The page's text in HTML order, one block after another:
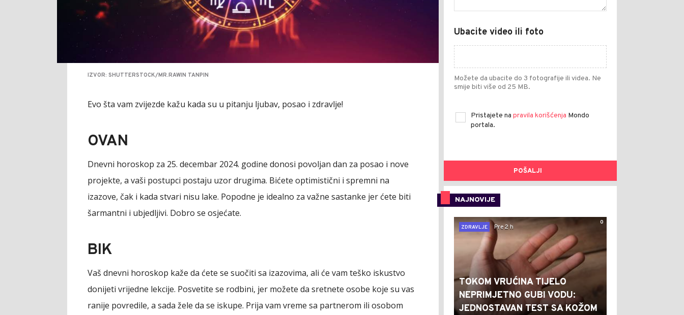
IZVOR: SHUTTERSTOCK/MR.RAWIN TANPIN
Evo šta vam zvijezde kažu kada su u pitanju ljubav, posao i zdravlje!
OVAN
Dnevni horoskop za 25. decembar 2024. godine donosi povoljan dan za posao i nove
projekte, a vaši postupci postaju uzor drugima. Bićete optimistični i spremni na
izazove, čak i kada stvari nisu lake. Popodne je idealno za važne sastanke jer ćete biti
šarmantni i ubjedljivi. Dobro se osjećate.
BIK
Vaš dnevni horoskop kaže da ćete se suočiti sa izazovima, ali će vam teško iskustvo
donijeti vrijedne lekcije. Posvetite se rodbini, jer možete da sretnete osobe koje su vas
ranije povredile, a sada žele da se iskupе. Prija vam vreme sa partnerom ili osobom
Ubacite video ili foto
Možete da ubacite do 3 fotografije ili videa. Ne
smije biti više od 25 MB.
Pristajete na pravila korišćenja Mondo
portala.
POŠALJI
NAJNOVIJE
0
ZDRAVLJE
Pre 2 h
TOKOM VRUĆINA TIJELO
NEPRIMJETNO GUBI VODU:
JEDNOSTAVAN TEST SA KOŽOM